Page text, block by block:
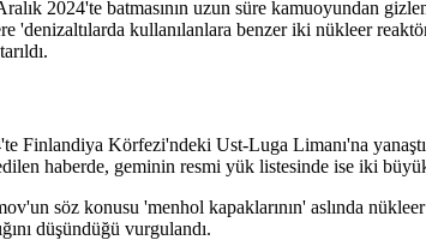
2024'te batmasının uzun süre kamuoyundan
'denizaltılarda kullanılanlara benzer iki nükleer
Finlandiya Körfezi'ndeki Ust-Luga Limanı'na
haberde, geminin resmi yük listesinde ise iki
söz konusu 'menhol kapaklarının' aslında
düşündüğü vurgulandı.